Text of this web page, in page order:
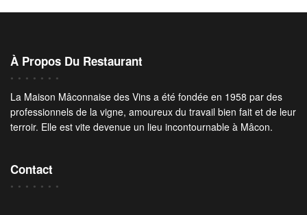
À Propos Du Restaurant
La Maison Mâconnaise des Vins a été fondée en 1958 par des
professionnels de la vigne, amoureux du travail bien fait et de leur
terroir. Elle est vite devenue un lieu incontournable à Mâcon.
Contact